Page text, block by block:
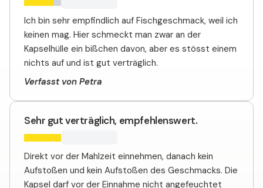
Ich bin sehr empfindlich auf Fischgeschmack, weil ich
keinen mag. Hier schmeckt man zwar an der
Kapselhülle ein bißchen davon, aber es stösst einem
nichts auf und ist gut verträglich.
Verfasst von Petra
Sehr gut verträglich, empfehlenswert.
Direkt vor der Mahlzeit einnehmen, danach kein
Aufstoßen und kein Aufstoßen des Geschmacks. Die
Kapsel darf vor der Einnahme nicht angefeuchtet